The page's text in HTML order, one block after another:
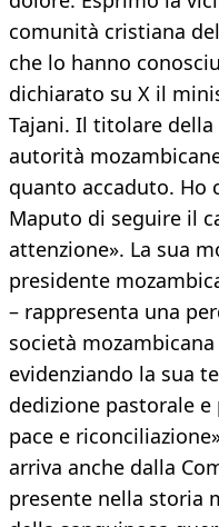
comunità cristiana
che lo hanno
dichiarato su X il
Tajani. Il titolare della
autorità
quanto accaduto. Ho
Maputo di seguire il
attenzione». La sua
presidente
– rappresenta una
società
evidenziando la sua
dedizione pastorale
pace e
arriva anche dalla
presente nella storia